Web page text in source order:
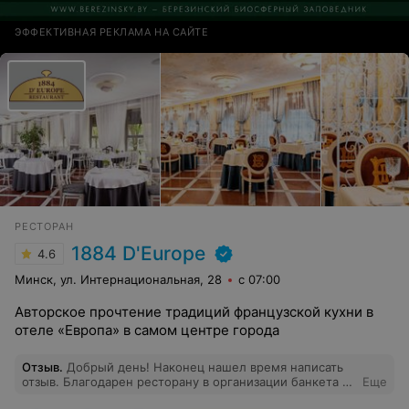
ЭФФЕКТИВНАЯ РЕКЛАМА НА САЙТЕ
РЕСТОРАН
4.6 1884 D'Europe
Минск, ул. Интернациональная, 28 с 07:00
Авторское прочтение традиций французской кухни в
отеле «Европа» в самом центре города
Отзыв. Добрый день! Наконец нашел время написать
отзыв. Благодарен ресторану в организации банкета в
Еще